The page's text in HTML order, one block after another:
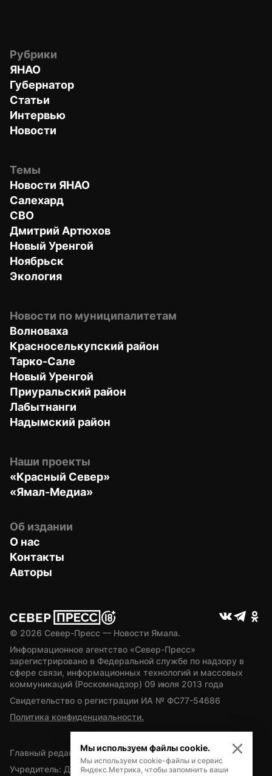
Рубрики
ЯНАО
Губернатор
Статьи
Интервью
Новости
Темы
Новости ЯНАО
Салехард
СВО
Дмитрий Артюхов
Новый Уренгой
Ноябрьск
Экология
Новости по муниципалитетам
Волноваха
Красноселькупский район
Тарко-Сале
Новый Уренгой
Приуральский район
Лабытнанги
Надымский район
Наши проекты
«Красный Север»
«Ямал-Медиа»
Об издании
О нас
Контакты
Авторы
© 2026 Север-Пресс — Новости Ямала.
Информационное агентство «Север-Пресс»
зарегистрировано в Федеральной службе по надзору в
сфере связи, информационных технологий и массовых
коммуникаций (Роскомнадзор) 09 июля 2013 года
Свидетельство о регистрации ИА № ФС77-54686
Политика конфиденциальности.
Главный редактор — А.Л. Поздеев
Учредитель: Департамент внутренней политики Ямало-
Мы используем файлы cookie.
Мы используем cookie-файлы и сервис
Яндекс.Метрика, чтобы запомнить ваши